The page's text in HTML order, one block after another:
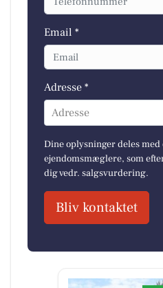
Email *
Adresse *
Adresse
Dine oplysninger deles
ejendomsmæglere, som
dig vedr. salgsvurdering.
Bliv kontaktet